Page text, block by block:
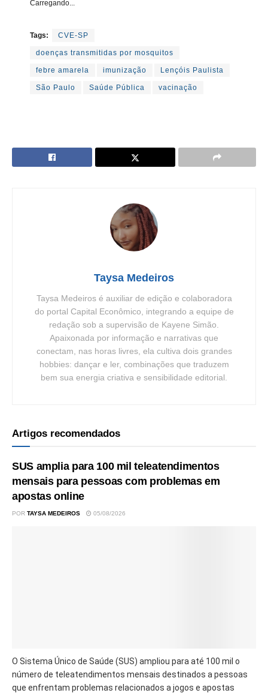
Carregando...
Tags: CVE-SP
doenças transmitidas por mosquitos
febre amarela imunização Lençóis Paulista
São Paulo Saúde Pública vacinação
Taysa Medeiros
Taysa Medeiros é auxiliar de edição e colaboradora
do portal Capital Econômico, integrando a equipe de
redação sob a supervisão de Kayene Simão.
Apaixonada por informação e narrativas que
conectam, nas horas livres, ela cultiva dois grandes
hobbies: dançar e ler, combinações que traduzem
bem sua energia criativa e sensibilidade editorial.
Artigos recomendados
SUS amplia para 100 mil teleatendimentos
mensais para pessoas com problemas em
apostas online
POR TAYSA MEDEIROS 05/08/2026
O Sistema Único de Saúde (SUS) ampliou para até 100 mil o
número de teleatendimentos mensais destinados a pessoas
que enfrentam problemas relacionados a jogos e apostas